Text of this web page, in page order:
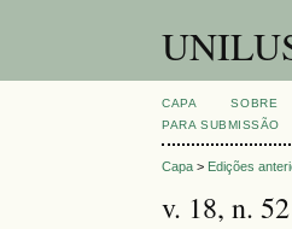
CAPA SOBRE
PARA SUBMISSÃO
Capa > Edições
v. 18, n.